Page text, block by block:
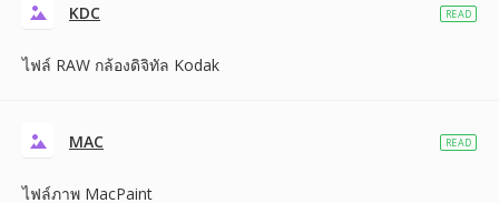
KDC
ไฟล์ RAW กล้องดิจิทัล Kodak
READ
MAC
ไฟล์ภาพ MacPaint
READ